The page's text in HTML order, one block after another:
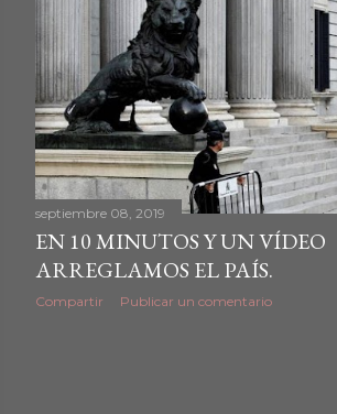
E
n
t
r
a
d
septiembre 08, 2019
EN 10 MINUTOS Y UN VÍDEO
ARREGLAMOS EL PAÍS.
Compartir Publicar un comentario